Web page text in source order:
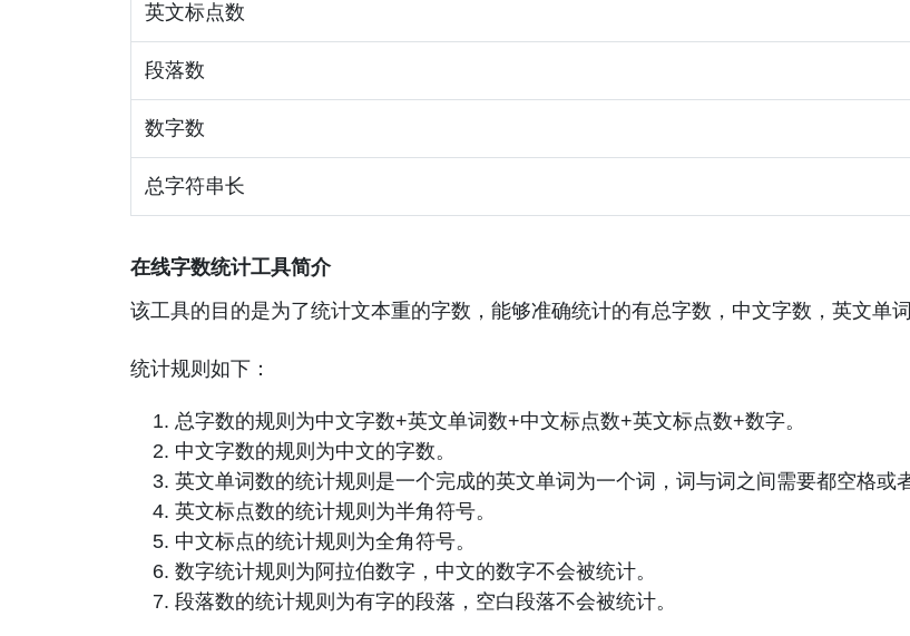
英文标点数
段落数
数字数
总字符串长
在线字数统计工具简介
该工具的目的是为了统计文本重的字数，能够准确统计的有总字数，中文字数，英文单
统计规则如下：
总字数的规则为中文字数+英文单词数+中文标点数+英文标点数+数字。
中文字数的规则为中文的字数。
英文单词数的统计规则是一个完成的英文单词为一个词，词与词之间需要都空格或
英文标点数的统计规则为半角符号。
中文标点的统计规则为全角符号。
数字统计规则为阿拉伯数字，中文的数字不会被统计。
段落数的统计规则为有字的段落，空白段落不会被统计。